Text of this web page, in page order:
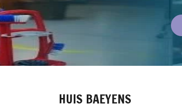
HUIS BAEYENS